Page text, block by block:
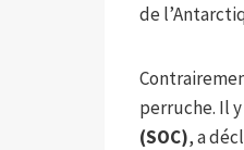
de
perruche. Il
(SOC), a